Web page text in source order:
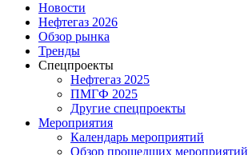
Новости
Нефтегаз 2026
Обзор рынка
Тренды
Спецпроекты
Нефтегаз 2025
ПМГФ 2025
Другие спецпроекты
Мероприятия
Календарь мероприятий
Обзор прошедших мероприятий